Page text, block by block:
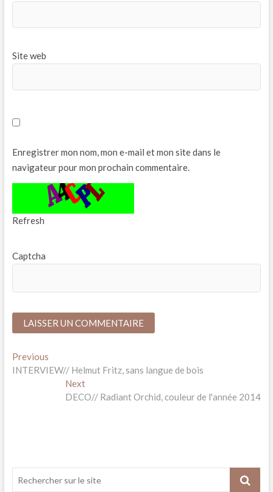
Site web
Enregistrer mon nom, mon e-mail et mon site dans le
navigateur pour mon prochain commentaire.
Refresh
Captcha
Navigation
de
PreviousPrevious
post:
INTERVIEW// Helmut Fritz, sans langue de bois
NextNext
post:
DECO// Radiant Orchid, couleur de l'année 2014